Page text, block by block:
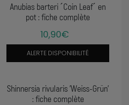
Anubias barteri ´Coin Leaf´ en
pot : fiche complète
10,90€
ALERTE DISPONIBILITÉ
Shinnersia rivularis 'Weiss-Grün'
: fiche complète